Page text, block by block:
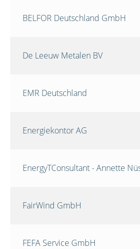
BELFOR Deutschland GmbH
De Leeuw Metalen BV
EMR Deutschland
Energiekontor AG
EnergyTConsultant - Annette
FairWind GmbH
FEFA Service GmbH